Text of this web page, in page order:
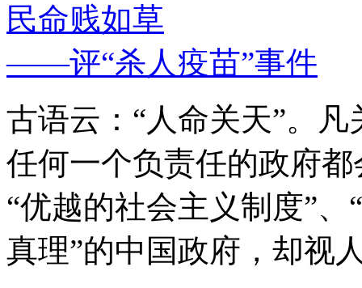
民命贱如草
——评“杀人疫苗”事件
古语云：“人命关天”。
任何一个负责任的政府
“优越的社会主义制度”
真理”的中国政府，却视